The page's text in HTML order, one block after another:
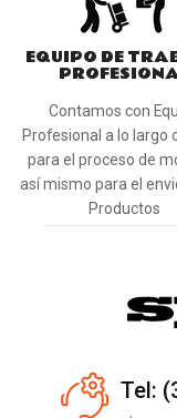
EQUIPO DE
Contamos con
Profesional a lo largo
para el proceso de
así mismo para el
Productos
Tel: